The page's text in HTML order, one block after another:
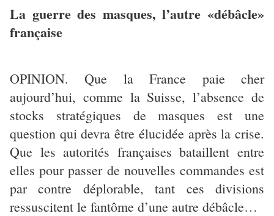
La guerre des masques, l’autre «débâcle»
française
OPINION. Que la France paie cher
aujourd’hui, comme la Suisse, l’absence de
stocks stratégiques de masques est une
question qui devra être élucidée après la crise.
Que les autorités françaises bataillent entre
elles pour passer de nouvelles commandes est
par contre déplorable, tant ces divisions
ressuscitent le fantôme d’une autre débâcle…